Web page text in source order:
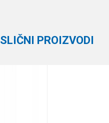
SLIČNI PROIZVODI